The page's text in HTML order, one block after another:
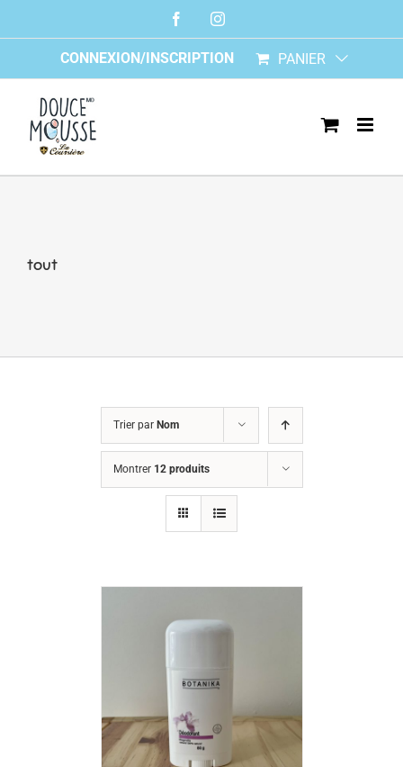
FacebookInstagram
CONNEXION/INSCRIPTION PANIER
tout
Trier par Nom
Montrer 12 produits